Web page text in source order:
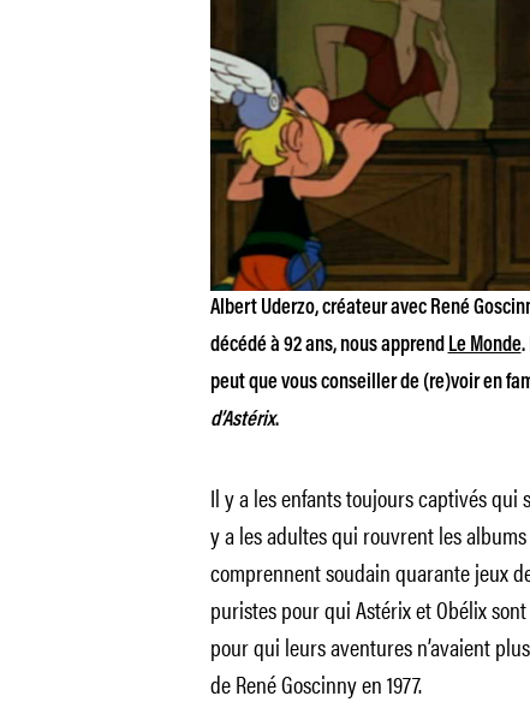
Albert Uderzo, créateur avec René
décédé à 92 ans, nous apprend Le Monde.
peut que vous conseiller de (re)voir en
d’Astérix.
Il y a les enfants toujours captivés qui
y a les adultes qui rouvrent les
comprennent soudain quarante jeux
puristes pour qui Astérix et Obélix
pour qui leurs aventures n’avaient
de René Goscinny en 1977.